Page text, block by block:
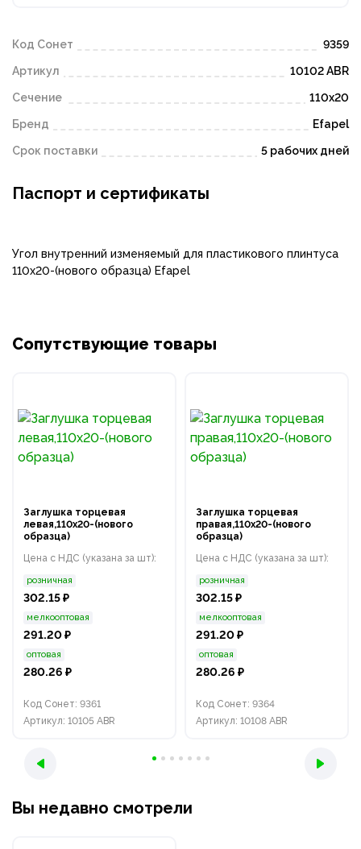
Код Сонет 9359
Артикул 10102 ABR
Сечение 110х20
Бренд Efapel
Срок поставки 5 рабочих дней
Паспорт и сертификаты
Угол внутренний изменяемый для пластикового плинтуса
110х20-(нового образца) Efapel
Сопутствующие товары
Заглушка торцевая
левая,110х20-(нового
образца)
Цена с НДС (указана за шт):
розничная
302.15 ₽
мелкооптовая
291.20 ₽
оптовая
280.26 ₽
Код Сонет: 9361
Артикул: 10105 ABR
Заглушка торцевая
правая,110х20-(нового
образца)
Цена с НДС (указана за шт):
розничная
302.15 ₽
мелкооптовая
291.20 ₽
оптовая
280.26 ₽
Код Сонет: 9364
Артикул: 10108 ABR
Вы недавно смотрели